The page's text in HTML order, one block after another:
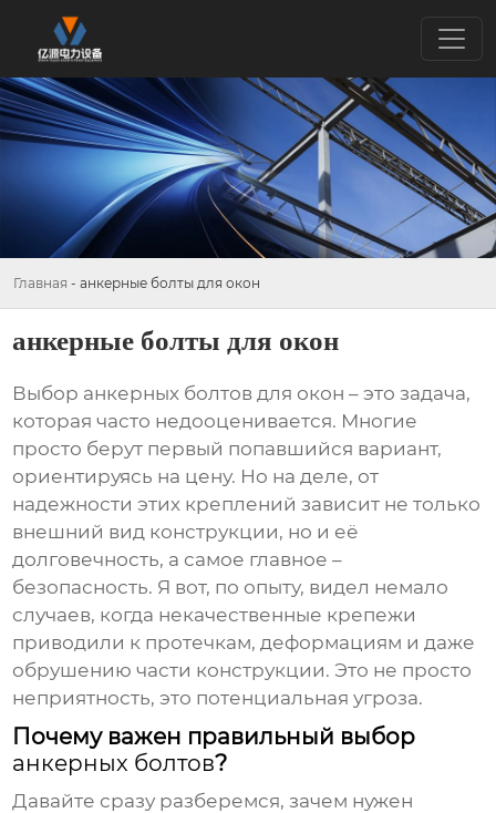
Главная - анкерные болты для окон
анкерные болты для окон
Выбор анкерных болтов для окон – это задача,
которая часто недооценивается. Многие
просто берут первый попавшийся вариант,
ориентируясь на цену. Но на деле, от
надежности этих креплений зависит не только
внешний вид конструкции, но и её
долговечность, а самое главное –
безопасность. Я вот, по опыту, видел немало
случаев, когда некачественные крепежи
приводили к протечкам, деформациям и даже
обрушению части конструкции. Это не просто
неприятность, это потенциальная угроза.
Почему важен правильный выбор
анкерных болтов?
Давайте сразу разберемся, зачем нужен